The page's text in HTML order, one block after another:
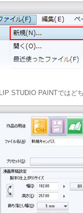
STUDIO PAINTではど